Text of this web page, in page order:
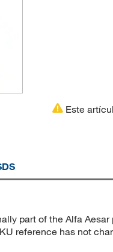
Este
part of the Alfa
reference has not